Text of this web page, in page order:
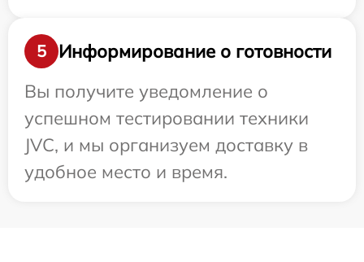
5
Информирование о готовности
Вы получите уведомление о
успешном тестировании техники
JVC, и мы организуем доставку в
удобное место и время.